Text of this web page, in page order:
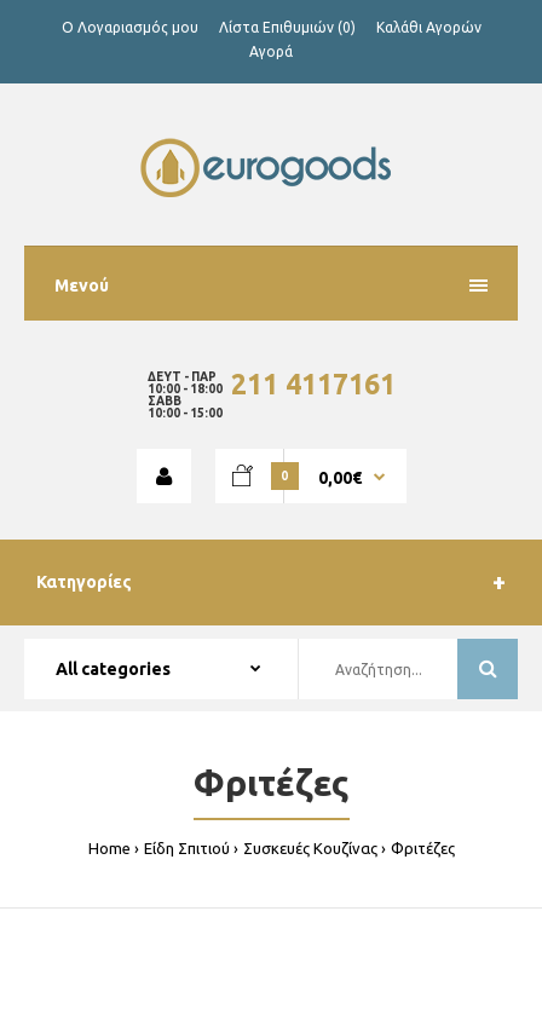
Ο Λογαριασμός μου Λίστα Επιθυμιών (0)
Καλάθι Αγορών
Αγορά
Μενού
ΔΕΥΤ - ΠΑΡ
10:00 - 18:00
ΣΑΒΒ
10:00 - 15:00
211 4117161
0 0,00€
Κατηγορίες
Φριτέζες
Home Είδη Σπιτιού Συσκευές Κουζίνας Φριτέζες